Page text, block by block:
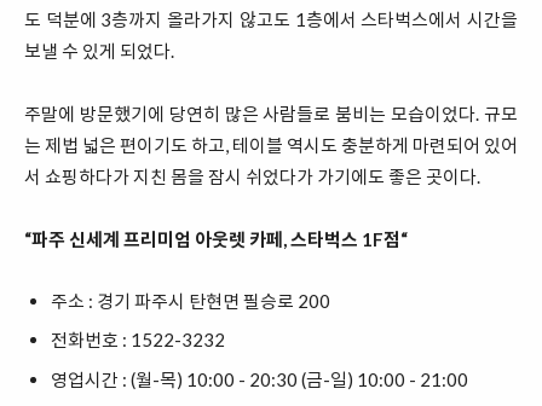
도 덕분에 3층까지 올라가지 않고도 1층에서 스타벅스에서 시간을
보낼 수 있게 되었다.
주말에 방문했기에 당연히 많은 사람들로 붐비는 모습이었다. 규모
는 제법 넓은 편이기도 하고, 테이블 역시도 충분하게 마련되어 있어
서 쇼핑하다가 지친 몸을 잠시 쉬었다가 가기에도 좋은 곳이다.
“파주 신세계 프리미엄 아웃렛 카페, 스타벅스 1F점“
주소 : 경기 파주시 탄현면 필승로 200
전화번호 : 1522-3232
영업시간 : (월-목) 10:00 - 20:30 (금-일) 10:00 - 21:00